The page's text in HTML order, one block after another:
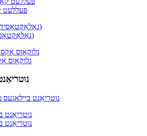
פּעללעט
זויער לאַקטאַסע (β-גאַלאַקטאָסידאַסע)
גלוקאָוס